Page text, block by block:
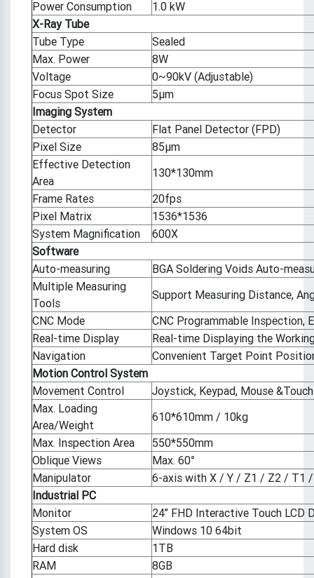
Power Consumption
1.0 kW
X-Ray Tube
Tube Type
Sealed
Max. Power
8W
Voltage
0~90kV (Adjustable)
Focus Spot Size
5μm
Imaging System
Detector
Flat Panel Detector (FPD)
Pixel Size
85μm
Effective Detection
Area
130*130mm
Frame Rates
20fps
Pixel Matrix
1536*1536
System Magnification
600X
Software
Auto-measuring
BGA Soldering Voids Auto-
Multiple Measuring
Tools
Support Measuring Distance,
CNC Mode
CNC Programmable Inspection,
Real-time Display
Real-time Displaying the
Navigation
Convenient Target Point
Motion Control System
Movement Control
Joystick, Keypad, Mouse
Max. Loading
Area/Weight
610*610mm / 10kg
Max. Inspection Area
550*550mm
Oblique Views
Max. 60°
Manipulator
6-axis with X / Y / Z1 / Z2 / T1
Industrial PC
Monitor
24’’ FHD Interactive Touch LCD
System OS
Windows 10 64bit
Hard disk
1TB
RAM
8GB